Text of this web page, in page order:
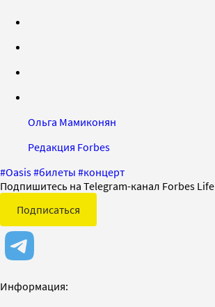
Ольга Мамиконян
Редакция Forbes
#Oasis#билеты #концерт
Подпишитесь на Telegram-канал Forbes Life
Подписаться
Информация: